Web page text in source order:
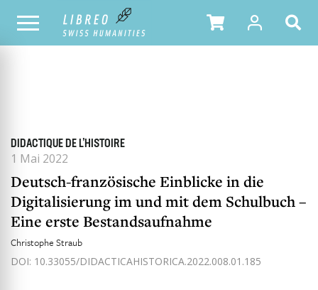
ALLE HEFTE INHALTSÜBERSICHT DER AUSGABE
DIDACTIQUE DE L’HISTOIRE
1 Mai 2022
Deutsch-französische Einblicke in die
Digitalisierung im und mit dem Schulbuch –
Eine erste Bestandsaufnahme
Christophe Straub
DOI: 10.33055/DIDACTICAHISTORICA.2022.008.01.185